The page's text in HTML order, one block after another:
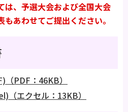
は、予選大会および全国大会
あわせてご提出ください。
PDF：46KB）
（エクセル：13KB）